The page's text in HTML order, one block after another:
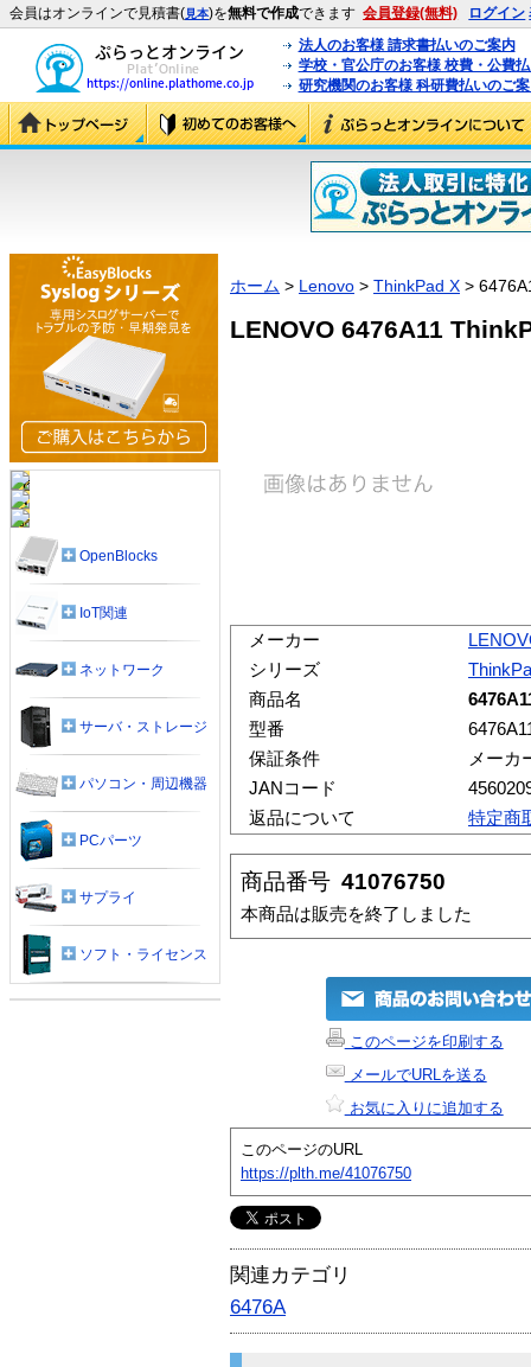
会員はオンラインで見積書(見本)を無料で作成できます 会員登録(無料) ログイン
法人のお客様 請求書払いのご案内
学校・官公庁のお客様 校費・公費
研究機関のお客様 科研費払いのご
ホーム > Lenovo > ThinkPad X >
LENOVO 6476A11
メーカー
シリーズ
商品名
型番
保証条件
メーカ
JANコード
返品について
特定商
商品番号 41076750
本商品は販売を終了しました
このページを印刷する
メールでURLを送る
お気に入りに追加する
このページのURL
https://plth.me/41076750
関連カテゴリ
6476A
OpenBlocks
IoT関連
ネットワーク
サーバ・ストレージ
パソコン・周辺機器
PCパーツ
サプライ
ソフト・ライセンス